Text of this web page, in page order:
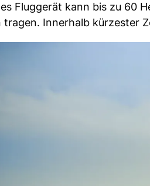
Fluggerät kann bis zu 60
tragen. Innerhalb kürzester